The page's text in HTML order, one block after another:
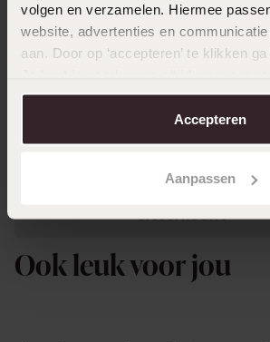
volgen en verzamelen. Hiermee
website, advertenties en
aan. Door op ‘accepteren’ te klikken
over in onscookiebeleid.
Accepteren
Aanpassen
29-07-2025 - Marianne M.
Vind het een chic en prima
Toon meer
Uitverkocht
Ook leuk voor jou